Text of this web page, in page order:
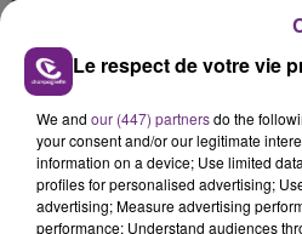
LE MAGASIN JOUÉCLUB
SES PORTES
Le respect de votre vie
We and our (447) partnersdo the
your consent and/or our legitimate
information on a device; Use limited
profiles for personalised advertising;
advertising; Measure advertising
performance; Understand audiences